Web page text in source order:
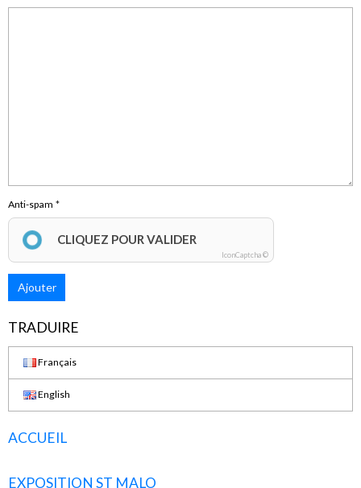
Anti-spam
CLIQUEZ POUR VALIDER
IconCaptcha ©
Ajouter
TRADUIRE
Français
English
ACCUEIL
EXPOSITION ST MALO